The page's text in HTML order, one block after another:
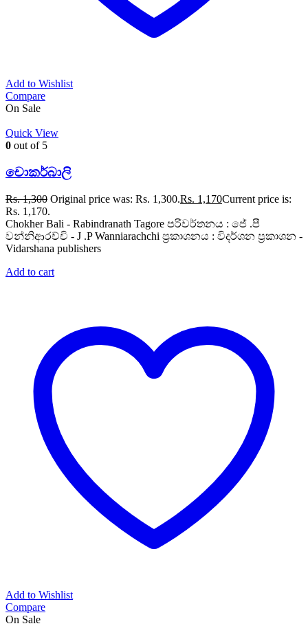
Add to Wishlist
Compare
On Sale
Quick View
0 out of 5
චොකර්බාලි
Rs.1,300 Original price was: Rs. 1,300.Rs. 1,170Current price is:
Rs. 1,170.
Chokher Bali - Rabindranath Tagore පරිවර්තනය : ජේ .පී
වන්නිආරච්චි - J .P Wanniarachchi ප්‍රකාශනය : විදර්ශන ප්‍රකාශන -
Vidarshana publishers
Add to cart
Add to Wishlist
Compare
On Sale